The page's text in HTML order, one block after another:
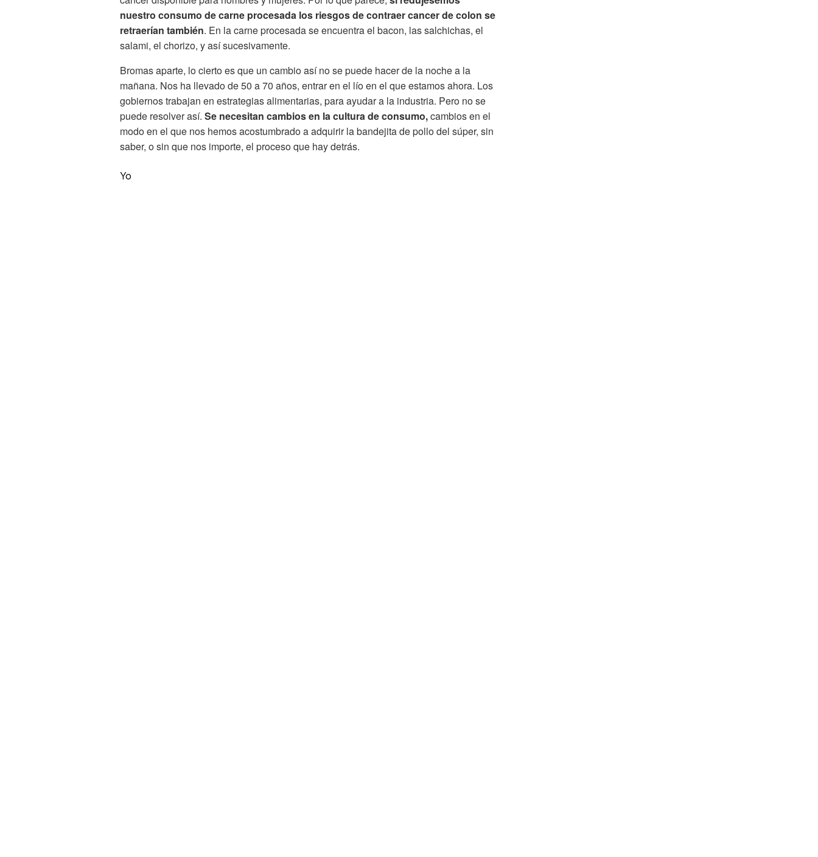
nuestro consumo de carne procesada los riesgos de contraer cancer de colon se
retraerían también. En la carne procesada se encuentra el bacon, las salchichas, el
salami, el chorizo, y así sucesivamente.
Bromas aparte, lo cierto es que un cambio así no se puede hacer de la noche a la
mañana. Nos ha llevado de 50 a 70 años, entrar en el lío en el que estamos ahora. Los
gobiernos trabajan en estrategias alimentarias, para ayudar a la industria. Pero no se
puede resolver así. Se necesitan cambios en la cultura de consumo,cambios en el
modo en el que nos hemos acostumbrado a adquirir la bandejita de pollo del súper, sin
saber, o sin que nos importe, el proceso que hay detrás.
Yo